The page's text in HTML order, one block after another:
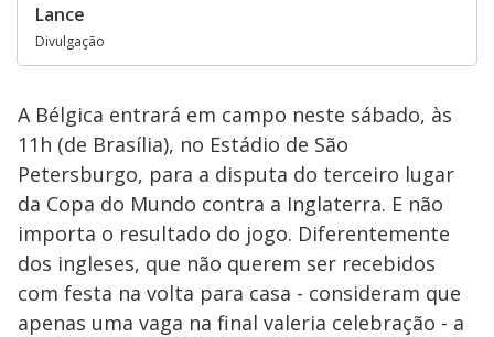
Lance
Divulgação
A Bélgica entrará em campo neste sábado, às
11h (de Brasília), no Estádio de São
Petersburgo, para a disputa do terceiro lugar
da Copa do Mundo contra a Inglaterra. E não
importa o resultado do jogo. Diferentemente
dos ingleses, que não querem ser recebidos
com festa na volta para casa - consideram que
apenas uma vaga na final valeria celebração - a